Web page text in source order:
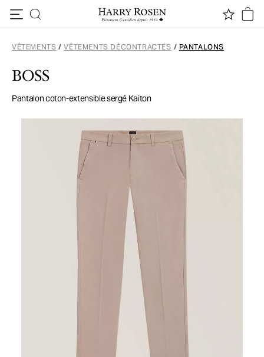
VÊTEMENTS / VÊTEMENTS DÉCONTRACTÉS / PANTALONS
BOSS
Pantalon coton-extensible sergé Kaiton